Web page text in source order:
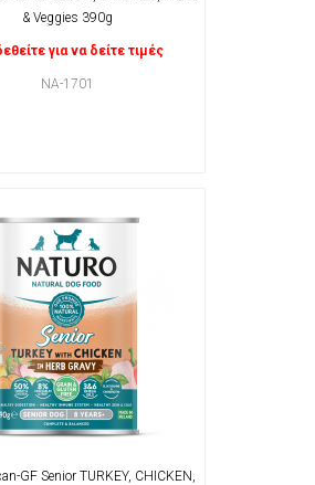
& Veggies 390g
για να δείτε τιμές
NA-1701
GF Senior TURKEY, CHICKEN,